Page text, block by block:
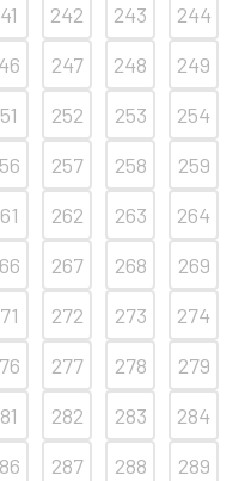
242 243
244
247 248
249
252 253
254
257 258
259
262 263
264
267 268
269
272 273
274
277 278
279
282 283
284
287 288
289